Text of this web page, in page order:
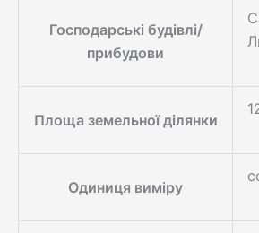
Господарські будівлі/
прибудови
Площа земельної ділянки
Одиниця виміру